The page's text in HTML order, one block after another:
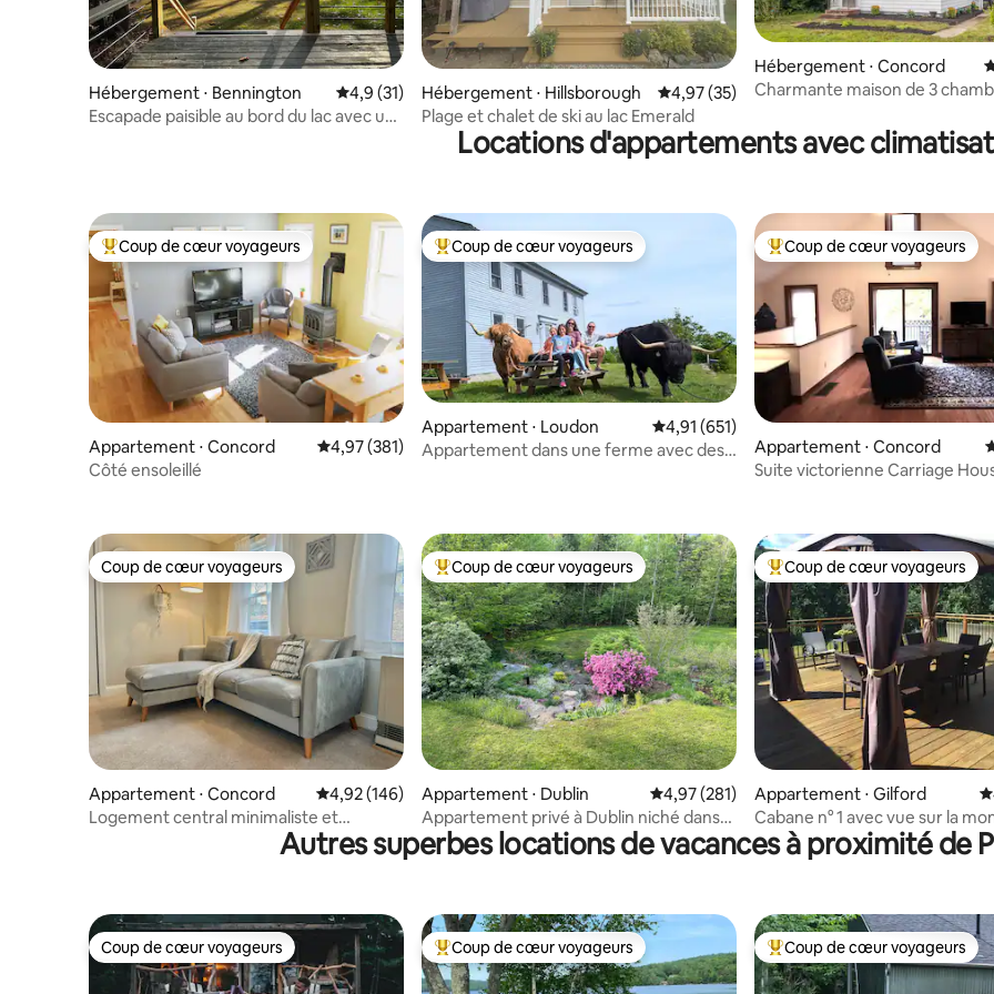
Hébergement ⋅ Bennington Évaluation moyenne sur la base de 31 commentaires : 4,9 sur 5
4,9 (31)
Escapade paisible au bord du lac avec un
Hébergement ⋅ Hillsborough Évaluation moyenne sur la base de 35
4,97 (35)
Plage et chalet de ski au lac Emerald
Hébergement ⋅ Concord
Charmante maison de 3
Locations d'appartements avec
Coups de cœur voyageurs les plus appréciés
Coup de cœur voyageurs
Appartement ⋅ Concord Évaluation moyenne sur la base de 381 commentaires : 4,97 sur 5
4,97 (381)
Côté ensoleillé
Coups de cœur voyageurs les plus appréciés
Coup de cœur voyageurs
Appartement ⋅ Loudon Évaluation moyenne sur la base de 651
4,91 (651)
Appartement dans une ferme avec des
Coups de cœur voyageurs les
Coup de cœur voyageurs
Appartement ⋅ Concord
Suite victorienne Carriage
Coup de cœur voyageurs
Coup de cœur voyageurs
Appartement ⋅ Concord Évaluation moyenne sur la base de 146 commentaires : 4,92 sur 5
4,92 (146)
Logement central minimaliste et
confortable avec buanderie
Coups de cœur voyageurs les plus appréciés
Coup de cœur voyageurs
Appartement ⋅ Dublin Évaluation moyenne sur la base de 281
4,97 (281)
Appartement privé à Dublin niché dans
les bois
Coups de cœur voyageurs les
Coup de cœur voyageurs
Appartement ⋅ Gilford
Cabane n° 1 avec vue sur la
Autres superbes locations de vacances à proximité de
Coup de cœur voyageurs
Coup de cœur voyageurs Coups de cœur voyageurs les plus appréciés
Coup de cœur voyageurs Coups de cœur voyageurs les
Coup de cœur voyageurs